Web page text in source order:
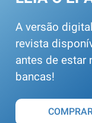
A versão
revista
antes de estar
bancas!